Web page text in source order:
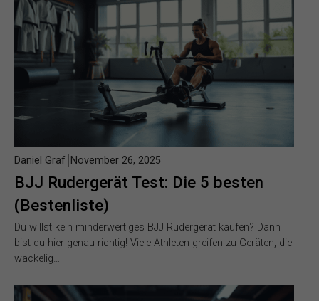
BJJ Rudergerät Test: Die 5 besten
(Bestenliste)
Daniel Graf November 26, 2025
Du willst kein minderwertiges BJJ Rudergerät kaufen? Dann
bist du hier genau richtig! Viele Athleten greifen zu Geräten, die
wackelig…